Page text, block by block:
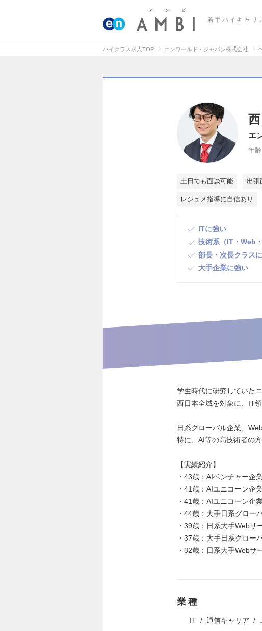
若手ハイキャリ
ハイクラス求人TOP エンワールド・ジャパン株式会社
エ
年齢
土日でも面談可能 出張
レジュメ指導に自信あり
ITに強い
技術系（IT・Web
部長・次長クラス
大手企業に強い
学生時代に研究していた
西日本全域を対象に、IT
日系グローバル企業、
特に、AI等の高技術者の
【実績紹介】
・43歳：AIベンチャー企
・41歳：AIユニコーン企
・41歳：AIユニコーン企
・44歳：大手日系グロー
・39歳：日系大手Webサ
・37歳：大手日系グロー
・32歳：日系大手Webサ
業種
IT 通信キャリア